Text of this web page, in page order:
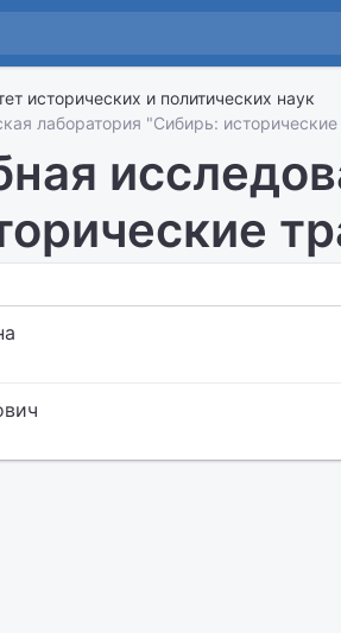
исторических и политических наук
лаборатория "Сибирь: